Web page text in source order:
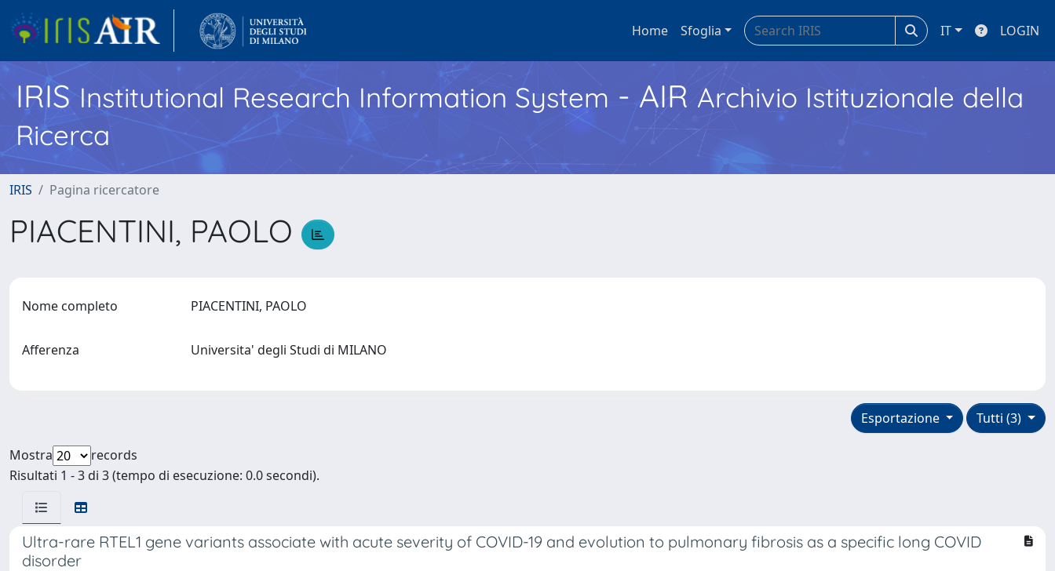
Home Sfoglia IT LOGIN
IRISInstitutional Research Information System - AIR Archivio Istituzionale della
Ricerca
IRIS Pagina ricercatore
PIACENTINI, PAOLO
Nome completo PIACENTINI, PAOLO
Afferenza Universita' degli Studi di MILANO
Tutti (3)
Esportazione
Mostra
records
Risultati 1 - 3 di 3 (tempo di esecuzione: 0.0 secondi).
Ultra-rare RTEL1 gene variants associate with acute severity of COVID-19 and evolution to pulmonary fibrosis as a specific long COVID
disorder